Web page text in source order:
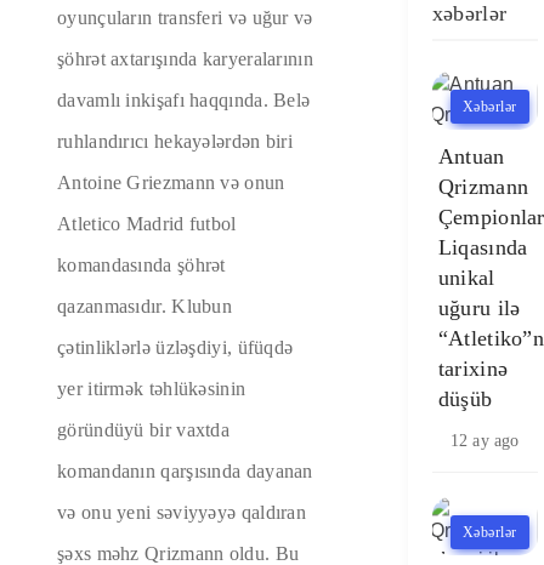
oyunçuların transferi və uğur və
şöhrət axtarışında karyeralarının
davamlı inkişafı haqqında. Belə
ruhlandırıcı hekayələrdən biri
Antoine Griezmann və onun
Atletico Madrid futbol
komandasında şöhrət
qazanmasıdır. Klubun
çətinliklərlə üzləşdiyi, üfüqdə
yer itirmək təhlükəsinin
göründüyü bir vaxtda
komandanın qarşısında dayanan
və onu yeni səviyyəyə qaldıran
şəxs məhz Qrizmann oldu. Bu
xəbərlər
Xəbərlər
Antuan
Qrizmann
Çempionlar
Liqasında
unikal
uğuru ilə
tarixinə
düşüb
12 ay ago
Xəbərlər